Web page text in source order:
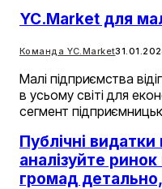
YC.Market для
Команда YC.Market
Малі підприємства
в усьому світі для
сегмент
Публічні
аналізуйте
громад